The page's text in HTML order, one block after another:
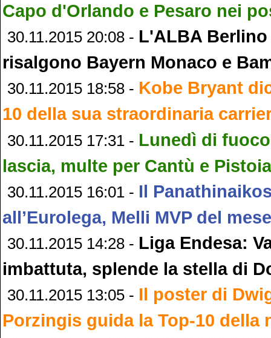
Capo d'Orlando e Pesaro nei
30.11.2015 20:08 - L'ALBA
risalgono Bayern Monaco e
30.11.2015 18:58 - Kobe Bryant
10 della sua straordinaria
30.11.2015 17:31 - Lunedì di
lascia, multe per Cantù e Pistoia
30.11.2015 16:01 - Il
all’Eurolega, Melli MVP del
30.11.2015 14:28 - Liga Endesa:
imbattuta, splende la stella di
30.11.2015 13:05 - Il poster di
Porzingis guida la Top-10 della